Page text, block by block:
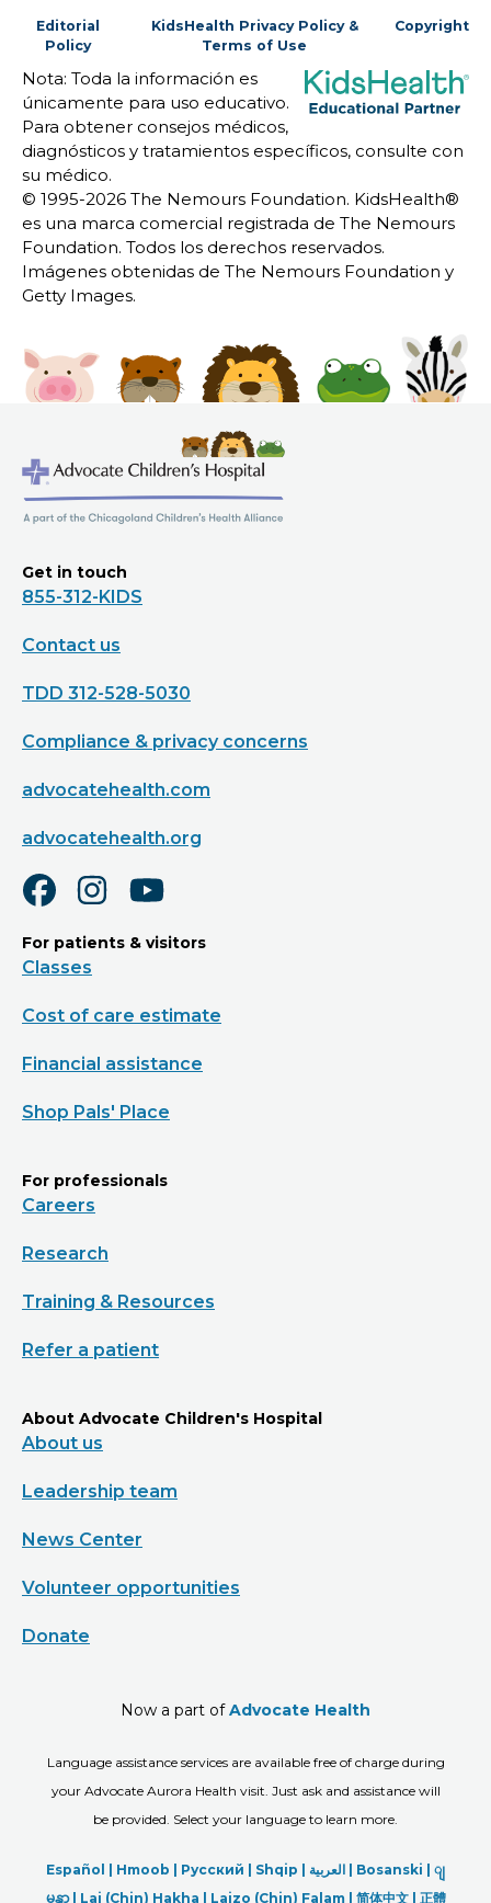
Editorial
Policy
KidsHealth Privacy Policy &
Terms of Use
Copyright
Nota: Toda la información es
únicamente para uso educativo.
Para obtener consejos médicos,
diagnósticos y tratamientos específicos, consulte con
su médico.
© 1995-2026 The Nemours Foundation. KidsHealth®
es una marca comercial registrada de The Nemours
Foundation. Todos los derechos reservados.
Imágenes obtenidas de The Nemours Foundation y
Getty Images.
Get in touch
855-312-KIDS
Contact us
TDD 312-528-5030
Compliance & privacy concerns
advocatehealth.com
advocatehealth.org
For patients & visitors
Classes
Cost of care estimate
Financial assistance
Shop Pals' Place
For professionals
Careers
Research
Training & Resources
Refer a patient
About Advocate Children's Hospital
About us
Leadership team
News Center
Volunteer opportunities
Donate
Now a part ofAdvocate Health
Language assistance services are available free of charge during
your Advocate Aurora Health visit. Just ask and assistance will
be provided. Select your language to learn more.
Español | Hmoob Русский Shqip العربیة Bosanski
ျ
မန္မာ| Lai (Chin) Hakha | Laizo (Chin) Falam | 简体中文 | 正體